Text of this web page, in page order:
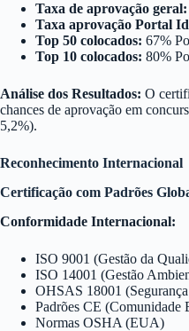
Taxa de aprovação geral:
Taxa aprovação Portal
Top 50 colocados: 67%
Top 10 colocados: 80%
Análise dos Resultados: O
chances de aprovação em
5,2%).
Reconhecimento Internacional
Certificação com Padrões
Conformidade Internacional:
ISO 9001 (Gestão da
ISO 14001 (Gestão
OHSAS 18001
Padrões CE (Comunidade
Normas OSHA (EUA)